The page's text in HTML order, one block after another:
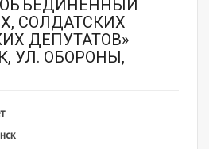
СОЛДАТСКИХ
ДЕПУТАТОВ»
УЛ. ОБОРОНЫ,